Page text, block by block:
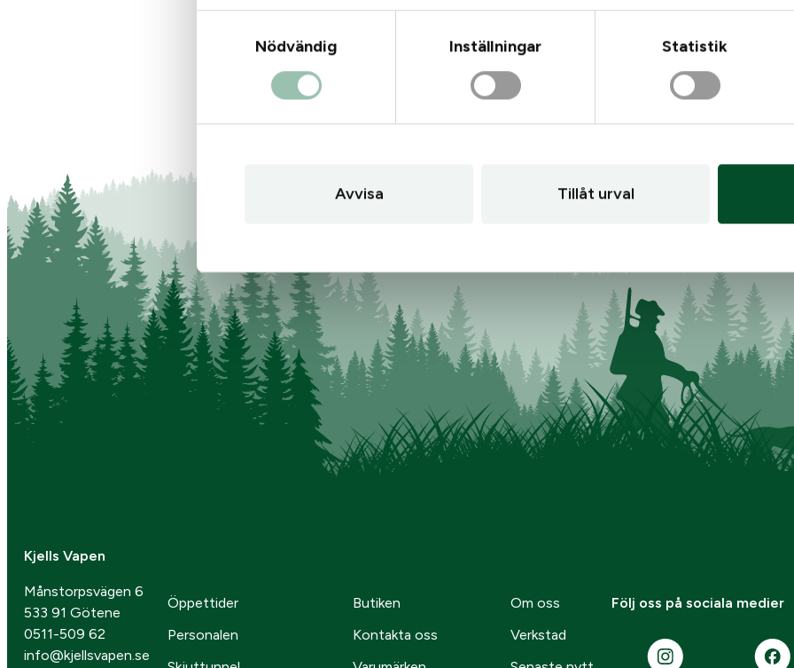
Nödvändig
Inställningar Statistik
Avvisa Tillåt urval
Kjells Vapen
Månstorpsvägen 6
533 91 Götene
0511-509 62
info@kjellsvapen.se
Öppettider Butiken
Om oss
Personalen
Kontakta oss
Verkstad
Följ oss på sociala medier